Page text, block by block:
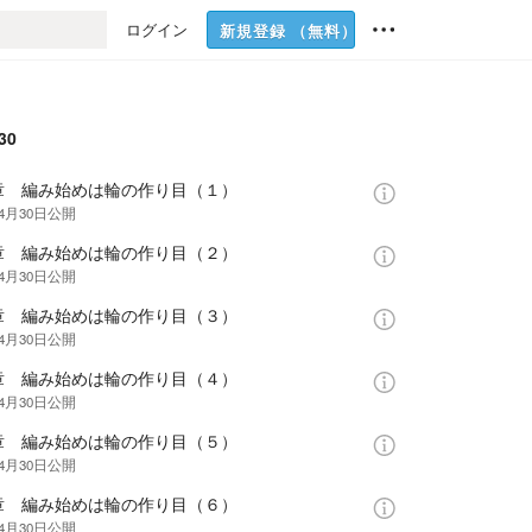
ログイン 新規登録 （無料）
編み始めは輪の作り目（１）
月30日公開
編み始めは輪の作り目（２）
月30日公開
編み始めは輪の作り目（３）
月30日公開
編み始めは輪の作り目（４）
月30日公開
編み始めは輪の作り目（５）
月30日公開
編み始めは輪の作り目（６）
月30日公開